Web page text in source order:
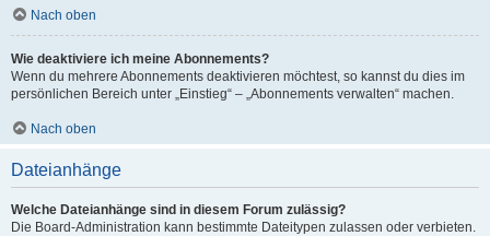
Nach oben
Wie deaktiviere ich meine Abonnements?
Wenn du mehrere Abonnements deaktivieren möchtest, so kannst du dies im
persönlichen Bereich unter „Einstieg“ – „Abonnements verwalten“ machen.
Nach oben
Dateianhänge
Welche Dateianhänge sind in diesem Forum zulässig?
Die Board-Administration kann bestimmte Dateitypen zulassen oder verbieten.